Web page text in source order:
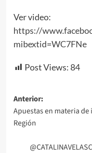
Ver video:
https://
mibextid=WC7FNe
Post Views: 84
Navegación
de
entradas
Anterior:
Apuestas en materia
Región